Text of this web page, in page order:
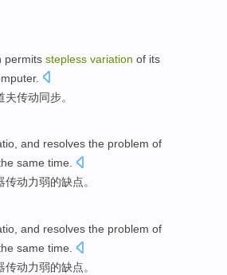
permits stepless variation of its
.
夫传动同步。
, and resolves the problem of
same time.
传动力弱的缺点。
and resolves the problem of
same time
传动力弱的缺点。